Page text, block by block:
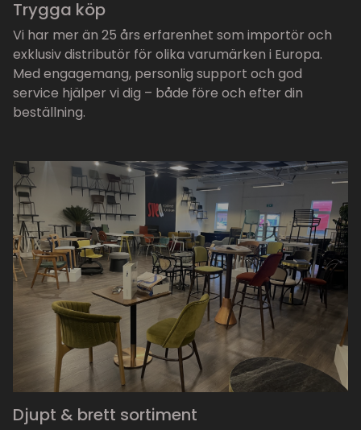
Trygga köp
Vi har mer än 25 års erfarenhet som importör och
exklusiv distributör för olika varumärken i Europa.
Med engagemang, personlig support och god
service hjälper vi dig – både före och efter din
beställning.
Djupt & brett sortiment